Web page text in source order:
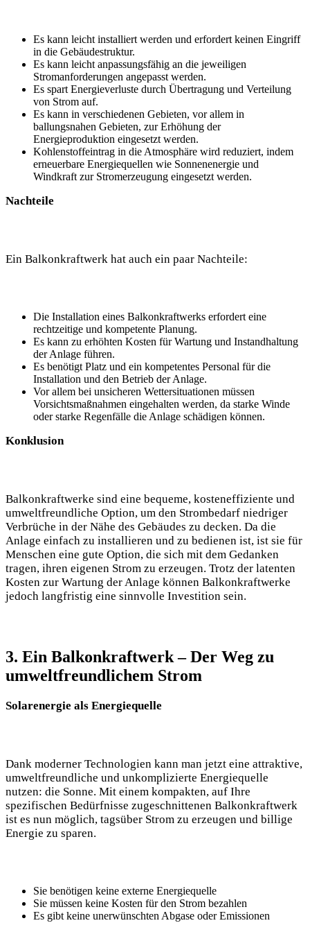
Es kann leicht installiert werden und erfordert keinen Eingriff
in die Gebäudestruktur.
Es kann leicht anpassungsfähig an die jeweiligen
Stromanforderungen angepasst werden.
Es spart Energieverluste durch Übertragung und Verteilung
von Strom auf.
Es kann in verschiedenen Gebieten, vor allem in
ballungsnahen Gebieten, zur Erhöhung der
Energieproduktion eingesetzt werden.
Kohlenstoffeintrag in die Atmosphäre wird reduziert, indem
erneuerbare Energiequellen wie Sonnenenergie und
Windkraft zur Stromerzeugung eingesetzt werden.
Nachteile
Ein Balkonkraftwerk hat auch ein paar Nachteile:
Die Installation eines Balkonkraftwerks erfordert eine
rechtzeitige und kompetente Planung.
Es kann zu erhöhten Kosten für Wartung und Instandhaltung
der Anlage führen.
Es benötigt Platz und ein kompetentes Personal für die
Installation und den Betrieb der Anlage.
Vor allem bei unsicheren Wettersituationen müssen
Vorsichtsmaßnahmen eingehalten werden, da starke Winde
oder starke Regenfälle die Anlage schädigen können.
Konklusion
Balkonkraftwerke sind eine bequeme, kosteneffiziente und
umweltfreundliche Option, um den Strombedarf niedriger
Verbrüche in der Nähe des Gebäudes zu decken. Da die
Anlage einfach zu installieren und zu bedienen ist, ist sie für
Menschen eine gute Option, die sich mit dem Gedanken
tragen, ihren eigenen Strom zu erzeugen. Trotz der latenten
Kosten zur Wartung der Anlage können Balkonkraftwerke
jedoch langfristig eine sinnvolle Investition sein.
3. Ein Balkonkraftwerk – Der Weg zu
umweltfreundlichem Strom
Solarenergie als Energiequelle
Dank moderner Technologien kann man jetzt eine attraktive,
umweltfreundliche und unkomplizierte Energiequelle
nutzen: die Sonne. Mit einem kompakten, auf Ihre
spezifischen Bedürfnisse zugeschnittenen Balkonkraftwerk
ist es nun möglich, tagsüber Strom zu erzeugen und billige
Energie zu sparen.
Sie benötigen keine externe Energiequelle
Sie müssen keine Kosten für den Strom bezahlen
Es gibt keine unerwünschten Abgase oder Emissionen